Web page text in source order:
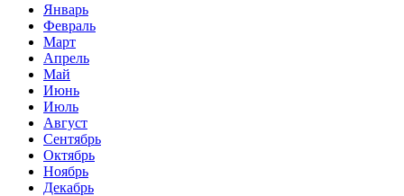
Январь
Февраль
Март
Апрель
Май
Июнь
Июль
Август
Сентябрь
Октябрь
Ноябрь
Декабрь